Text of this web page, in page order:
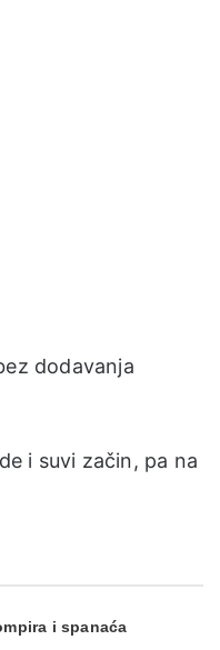
dodavanja
i suvi začin, pa na
i spanaća